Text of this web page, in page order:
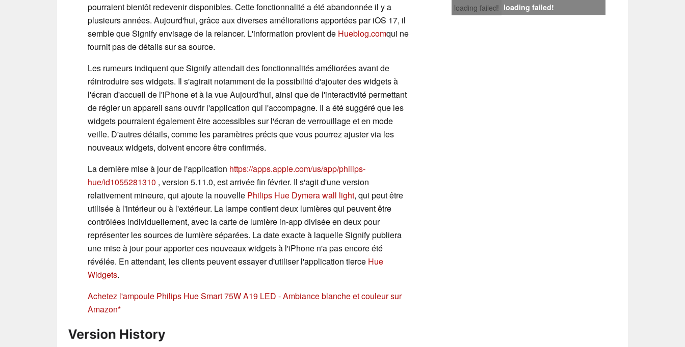
loading failed! loading failed!
pourraient bientôt redevenir disponibles. Cette fonctionnalité a été abandonnée il y a
plusieurs années. Aujourd'hui, grâce aux diverses améliorations apportées par iOS 17, il
semble que Signify envisage de la relancer. L'information provient de Hueblog.comqui ne
fournit pas de détails sur sa source.
Les rumeurs indiquent que Signify attendait des fonctionnalités améliorées avant de
réintroduire ses widgets. Il s'agirait notamment de la possibilité d'ajouter des widgets à
l'écran d'accueil de l'iPhone et à la vue Aujourd'hui, ainsi que de l'interactivité permettant
de régler un appareil sans ouvrir l'application qui l'accompagne. Il a été suggéré que les
widgets pourraient également être accessibles sur l'écran de verrouillage et en mode
veille. D'autres détails, comme les paramètres précis que vous pourrez ajuster via les
nouveaux widgets, doivent encore être confirmés.
La dernière mise à jour de l'application https://apps.apple.com/us/app/philips-
hue/id1055281310 , version 5.11.0, est arrivée fin février. Il s'agit d'une version
relativement mineure, qui ajoute la nouvelle Philips Hue Dymera wall light, qui peut être
utilisée à l'intérieur ou à l'extérieur. La lampe contient deux lumières qui peuvent être
contrôlées individuellement, avec la carte de lumière in-app divisée en deux pour
représenter les sources de lumière séparées. La date exacte à laquelle Signify publiera
une mise à jour pour apporter ces nouveaux widgets à l'iPhone n'a pas encore été
révélée. En attendant, les clients peuvent essayer d'utiliser l'application tierce Hue
Widgets.
Achetez l'ampoule Philips Hue Smart 75W A19 LED - Ambiance blanche et couleur sur
Amazon